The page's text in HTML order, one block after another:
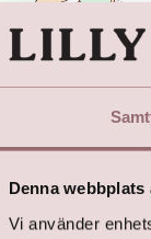
Denna
Vi använder